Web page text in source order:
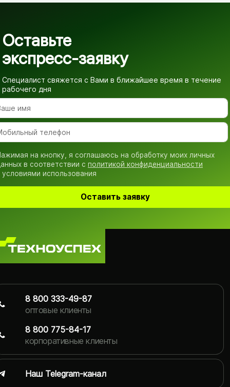
Оставьте
экспресс-заявку
Специалист свяжется с Вами в ближайшее время в течение
рабочего дня
на кнопку, я соглашаюсь на обработку моих личных
в соответствии с политикой конфиденциальности
условиями использования
Оставить заявку
8 800 333-49-87
оптовые клиенты
8 800 775-84-17
корпоративные клиенты
Наш Telegram-канал